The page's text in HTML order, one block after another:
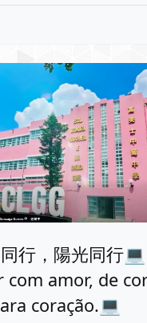
行，陽光同行💻
com amor, de
coração.💻